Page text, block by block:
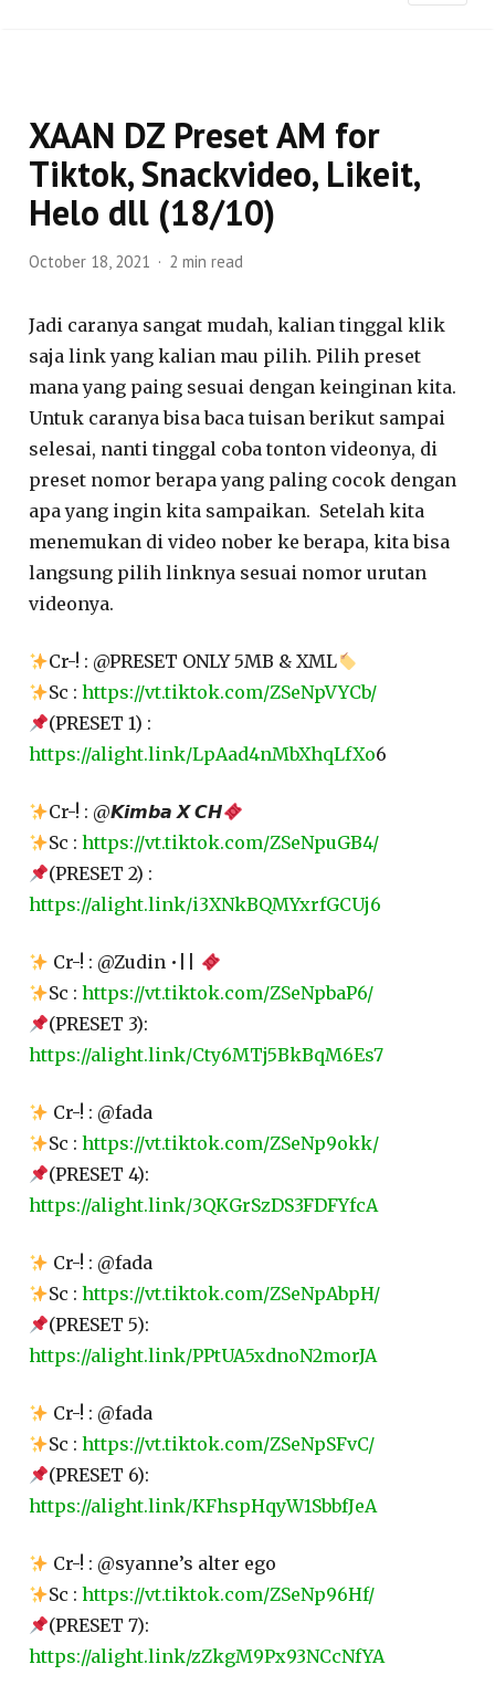
XAAN DZ Preset AM for
Tiktok, Snackvideo, Likeit,
Helo dll (18/10)
October 18, 2021 2 min read
Jadi caranya sangat mudah, kalian tinggal klik
saja link yang kalian mau pilih. Pilih preset
mana yang paing sesuai dengan keinginan kita.
Untuk caranya bisa baca tuisan berikut sampai
selesai, nanti tinggal coba tonton videonya, di
preset nomor berapa yang paling cocok dengan
apa yang ingin kita sampaikan. Setelah kita
menemukan di video nober ke berapa, kita bisa
langsung pilih linknya sesuai nomor urutan
videonya.
Cr-! : @PRESET ONLY 5MB & XML
Sc :https://vt.tiktok.com/ZSeNpVYCb/
(PRESET 1) :
https://alight.link/LpAad4nMbXhqLfXo6
Cr-! : @𝙆𝙞𝙢𝙗𝙖 𝙓 𝘾𝙃
Sc :https://vt.tiktok.com/ZSeNpuGB4/
(PRESET 2) :
https://alight.link/i3XNkBQMYxrfGCUj6
Cr-! : @Zudin •||
Sc :https://vt.tiktok.com/ZSeNpbaP6/
(PRESET 3):
https://alight.link/Cty6MTj5BkBqM6Es7
Cr-! : @fada
Sc :https://vt.tiktok.com/ZSeNp9okk/
(PRESET 4):
https://alight.link/3QKGrSzDS3FDFYfcA
Cr-! : @fada
Sc :https://vt.tiktok.com/ZSeNpAbpH/
(PRESET 5):
https://alight.link/PPtUA5xdnoN2morJA
Cr-! : @fada
Sc :https://vt.tiktok.com/ZSeNpSFvC/
(PRESET 6):
https://alight.link/KFhspHqyW1SbbfJeA
Cr-! : @syanne’s alter ego
Sc :https://vt.tiktok.com/ZSeNp96Hf/
(PRESET 7):
https://alight.link/zZkgM9Px93NCcNfYA